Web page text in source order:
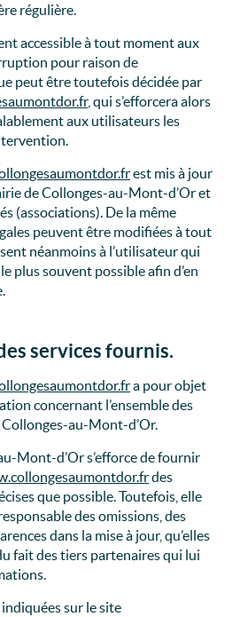
régulière.
accessible à tout moment aux
pour raison de
peut être toutefois décidée par
, qui s’efforcera alors
aux utilisateurs les
est mis à jour
de Collonges-au-Mont-d’Or et
(associations). De la même
peuvent être modifiées à tout
néanmoins à l’utilisateur qui
plus souvent possible afin d’en
services fournis.
a pour objet
concernant l’ensemble des
au-Mont-d’Or.
Mont-d’Or s’efforce de fournir
des
que possible. Toutefois, elle
des omissions, des
dans la mise à jour, qu’elles
fait des tiers partenaires qui lui
sur le site